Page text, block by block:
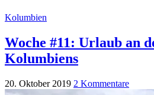
Kolumbien
Woche #11: Urlaub an
Kolumbiens
20. Oktober 2019 2 Kommentare